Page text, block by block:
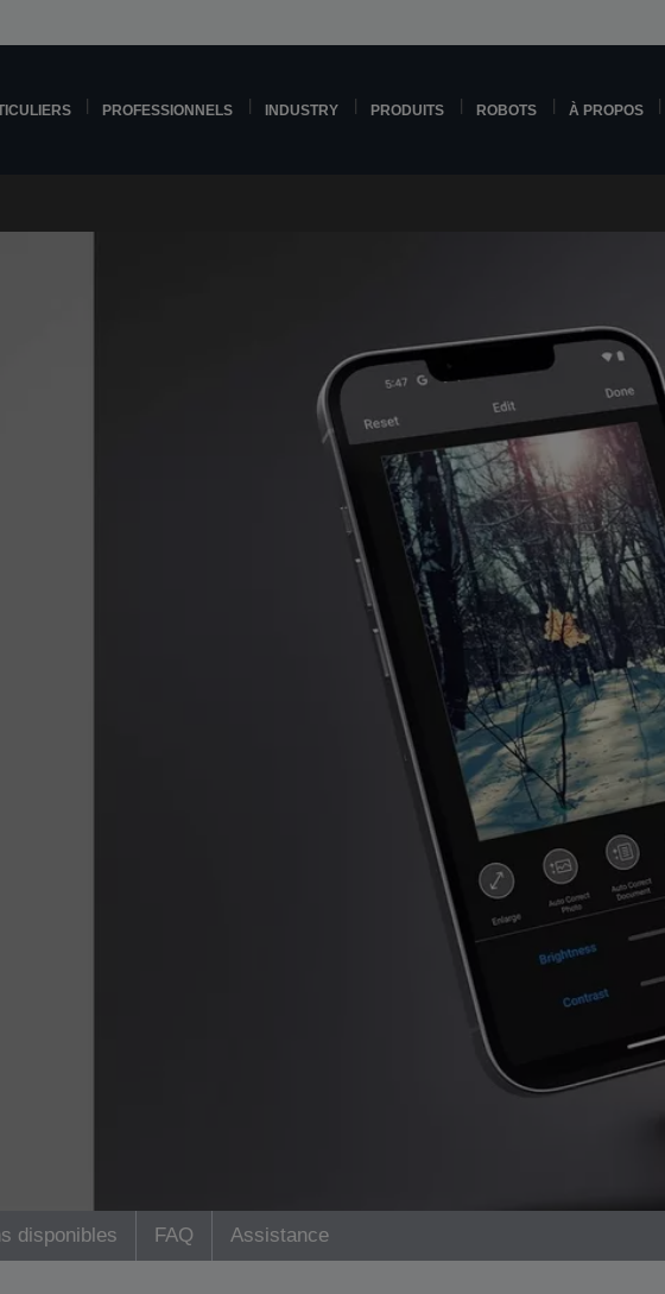
PROFESSIONNELS INDUSTRY PRODUITS ROBOTS À PROPOS
disponibles FAQ Assistance